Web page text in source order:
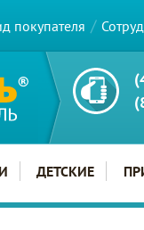
покупателя
ДЕТСКИЕ